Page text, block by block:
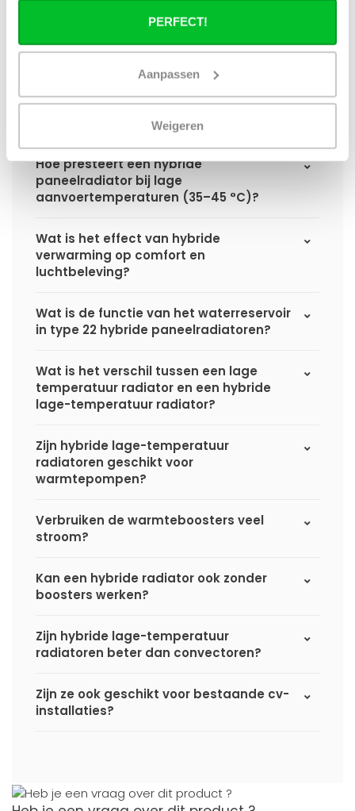
PERFECT!
Aanpassen
Weigeren
Wat is het voordeel van geïntegreerde
warmteboosters ten opzichte van losse
radiatorventilatoren?
Waarom is een hybride paneelradiator
technisch geen convector?
Hoe presteert een hybride
paneelradiator bij lage
aanvoertemperaturen (35–45 °C)?
Wat is het effect van hybride
verwarming op comfort en
luchtbeleving?
Wat is de functie van het waterreservoir
in type 22 hybride paneelradiatoren?
Wat is het verschil tussen een lage
temperatuur radiator en een hybride
lage-temperatuur radiator?
Zijn hybride lage-temperatuur
radiatoren geschikt voor
warmtepompen?
Verbruiken de warmteboosters veel
stroom?
Kan een hybride radiator ook zonder
boosters werken?
Zijn hybride lage-temperatuur
radiatoren beter dan convectoren?
Zijn ze ook geschikt voor bestaande cv-
installaties?